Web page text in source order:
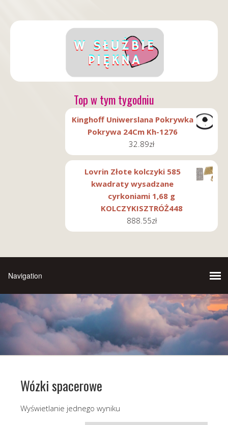
Top w tym tygodniu
Kinghoff Uniwerslana Pokrywka
Pokrywa 24Cm Kh-1276
32.89zł
Lovrin Złote kolczyki 585
kwadraty wysadzane
cyrkoniami 1,68 g
KOLCZYKISZTRÓŻ448
888.55zł
Wózki spacerowe
Wyświetlanie jednego wyniku